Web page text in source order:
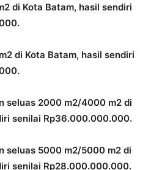
di Kota Batam, hasil sendiri
di Kota Batam, hasil sendiri
seluas 2000 m2/4000 m2 di
senilai Rp36.000.000.000.
seluas 5000 m2/5000 m2 di
senilai Rp28.000.000.000.